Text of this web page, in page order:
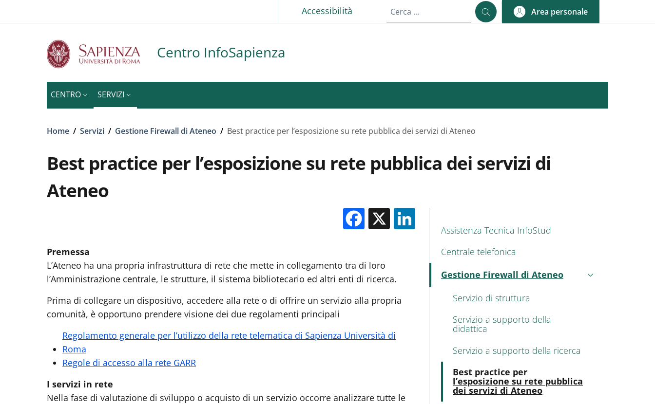
Accessibilità Area personale
Centro InfoSapienza
CENTRO SERVIZI
Briciole di pane
Home / Servizi / Gestione Firewall di Ateneo / Best practice per l’esposizione su rete pubblica dei servizi di Ateneo
Best practice per l’esposizione su rete pubblica dei servizi di
Ateneo
Facebook
X
Premessa
L’Ateneo ha una propria infrastruttura di rete che mette in collegamento tra di loro
l’Amministrazione centrale, le strutture, il sistema bibliotecario ed altri enti di ricerca.
Prima di collegare un dispositivo, accedere alla rete o di offrire un servizio alla propria
comunità, è opportuno prendere visione dei due regolamenti principali
Regolamento generale per l’utilizzo della rete telematica di Sapienza Università di
Roma
Regole di accesso alla rete GARR
I servizi in rete
Nella fase di valutazione di sviluppo o acquisto di un servizio occorre analizzare tutte le
MAIN NAVIGATION
Assistenza Tecnica InfoStud
Centrale telefonica
Gestione Firewall di Ateneo
Attivo
Servizio di struttura
Servizio a supporto della
didattica
Servizio a supporto della ricerca
Best practice per
l’esposizione su rete pubblica
dei servizi di Ateneo